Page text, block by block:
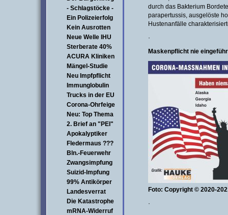
- Schlagstöcke -
Ein Polizeierfolg
Kein Ausrotten
Neue Welle IHU
Sterberate 40%
ACURA Kliniken
Mängel-Studie
Neu Impfpflicht
Immunglobulin
Trucks in der EU
Corona-Ohrfeige
Neu: Top Thema
2. Brief an "PEI"
Apokalyptiker
Fledermaus ???
Bln.-Feuerwehr
Zwangsimpfung
Suizid-Impfung
99% Antikörper
Landesverrat
Die Katastrophe
mRNA-Widerruf
durch das Bakterium
parapertussis, ausgelöste
Hustenanfälle
·
Maskenpflicht nie
Foto: Copyright © 2020-
·